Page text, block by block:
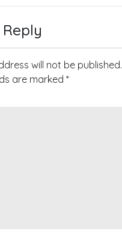
will not be published.
are marked *